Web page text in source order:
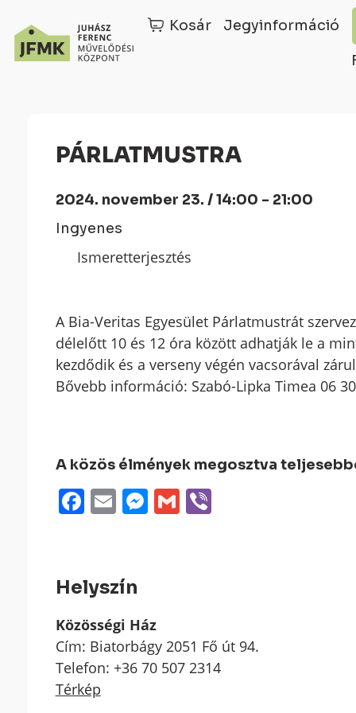
navigációhoz
Kosár Jegyinformáció
PÁRLATMUSTRA
2024. november 23. / 14:00 - 21:00
Ingyenes
Ismeretterjesztés
A Bia-Veritas Egyesület Párlatmustrát
délelőtt 10 és 12 óra között adhatják le a
kezdődik és a verseny végén vacsorával
Bővebb információ: Szabó-Lipka Timea 06
A közös élmények megosztva
Facebook
EmailMessenger
GmailViber
Helyszín
Közösségi Ház
Cím: Biatorbágy 2051 Fő út 94.
Telefon: +36 70 507 2314
Térkép